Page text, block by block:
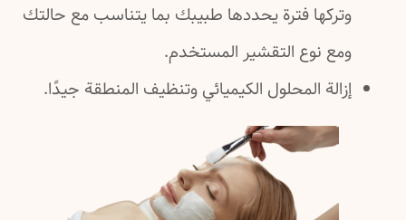
وتركها فترة يحددها طبيبك بما يتناسب مع حالتك
ومع نوع التقشير المستخدم.
إزالة المحلول الكيميائي وتنظيف المنطقة جيدًا.